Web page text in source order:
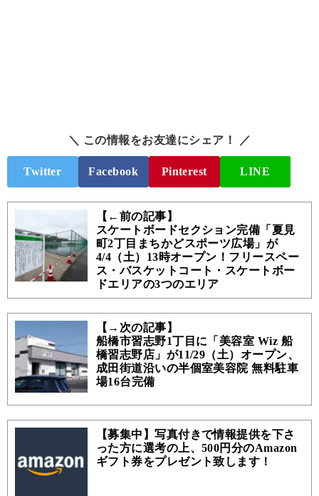
＼ この情報をお友達にシェア！ ／
Twitter Facebook Pinterest LINE
【←前の記事】
スケートボードセクション完備「夏見
町2丁目まちかどスポーツ広場」が
4/4（土）13時オープン！フリースペー
ス・バスケットコート・スケートボー
ドエリアの3つのエリア
【→次の記事】
船橋市習志野1丁目に「美容室 Wiz 船
橋習志野店」が11/29（土）オープン、
成田街道沿いの半個室美容院 無料駐車
場16台完備
【募集中】写真付きで情報提供を下さ
った方に選考の上、500円分のAmazon
ギフト券をプレゼント致します！